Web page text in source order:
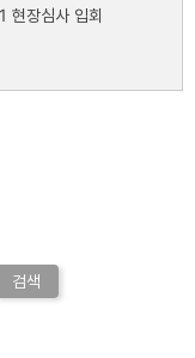
현장심사 입회
검색